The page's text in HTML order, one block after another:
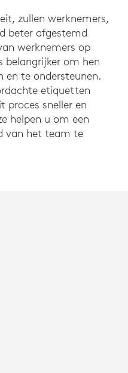
zullen werknemers,
beter afgestemd
werknemers op
om hen
en te ondersteunen.
etiquetten
proces sneller en
helpen u om een
van het team te